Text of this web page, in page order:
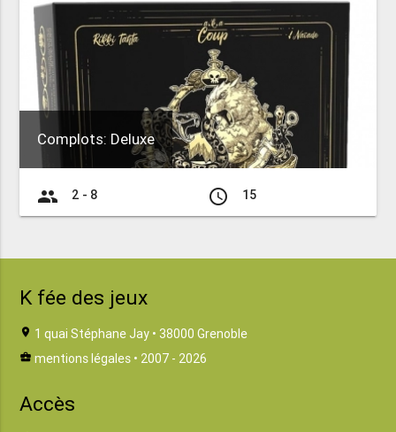
Complots: Deluxe
group 2 - 8 access_time 15
K fée des jeux
location_on 1 quai Stéphane Jay • 38000 Grenoble
business_center mentions légales • 2007 - 2026
Accès